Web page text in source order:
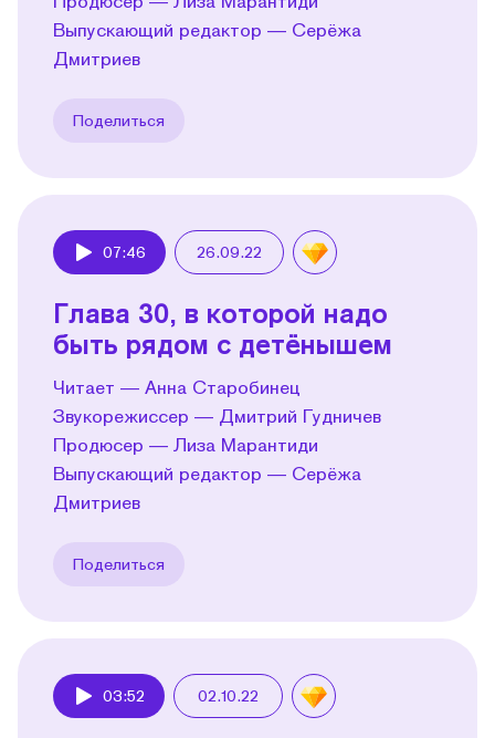
Выпускающий редактор — Серёжа
Дмитриев
Поделиться
07:46 26.09.22
Глава 30, в которой надо
быть рядом с детёнышем
Читает — Анна Старобинец
Звукорежиссер — Дмитрий Гудничев
Продюсер — Лиза Марантиди
Выпускающий редактор — Серёжа
Дмитриев
Поделиться
03:52 02.10.22